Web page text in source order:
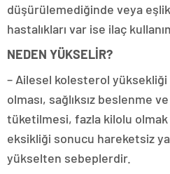
düşürülemediğinde veya
hastalıkları var ise ilaç
NEDEN YÜKSELİR?
– Ailesel kolesterol
olması, sağlıksız beslenme
tüketilmesi, fazla kilolu
eksikliği sonucu hareketsiz
yükselten sebeplerdir.